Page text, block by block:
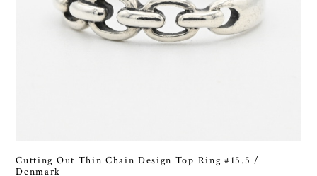
Cutting Out Thin Chain Design Top Ring #15.5 /
Denmark